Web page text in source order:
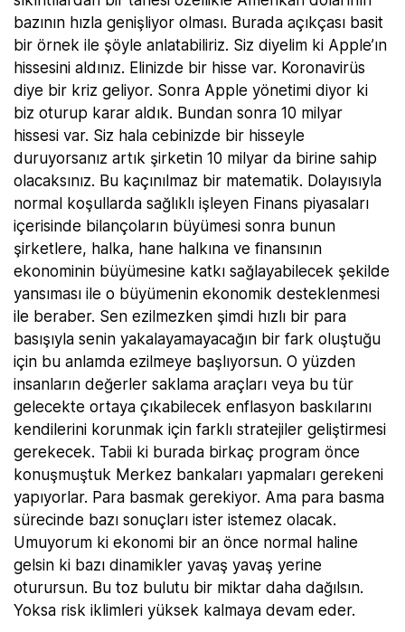
bazının hızla genişliyor olması. Burada açıkçası basit
bir örnek ile şöyle anlatabiliriz. Siz diyelim ki Apple’ın
hissesini aldınız. Elinizde bir hisse var. Koronavirüs
diye bir kriz geliyor. Sonra Apple yönetimi diyor ki
biz oturup karar aldık. Bundan sonra 10 milyar
hissesi var. Siz hala cebinizde bir hisseyle
duruyorsanız artık şirketin 10 milyar da birine sahip
olacaksınız. Bu kaçınılmaz bir matematik. Dolayısıyla
normal koşullarda sağlıklı işleyen Finans piyasaları
içerisinde bilançoların büyümesi sonra bunun
şirketlere, halka, hane halkına ve finansının
ekonominin büyümesine katkı sağlayabilecek şekilde
yansıması ile o büyümenin ekonomik desteklenmesi
ile beraber. Sen ezilmezken şimdi hızlı bir para
basışıyla senin yakalayamayacağın bir fark oluştuğu
için bu anlamda ezilmeye başlıyorsun. O yüzden
insanların değerler saklama araçları veya bu tür
gelecekte ortaya çıkabilecek enflasyon baskılarını
kendilerini korunmak için farklı stratejiler geliştirmesi
gerekecek. Tabii ki burada birkaç program önce
konuşmuştuk Merkez bankaları yapmaları gerekeni
yapıyorlar. Para basmak gerekiyor. Ama para basma
sürecinde bazı sonuçları ister istemez olacak.
Umuyorum ki ekonomi bir an önce normal haline
gelsin ki bazı dinamikler yavaş yavaş yerine
oturursun. Bu toz bulutu bir miktar daha dağılsın.
Yoksa risk iklimleri yüksek kalmaya devam eder.